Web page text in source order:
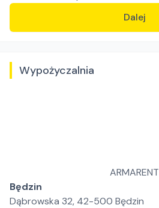
Dalej
Wypożyczalnia
ARMARENT
Będzin
Dąbrowska 32, 42-500 Będzin